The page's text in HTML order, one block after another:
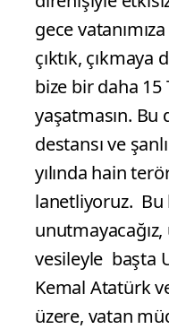
gece
çıktık,
bize bir daha
yaşatmasın.
destansı ve
yılında hain
lanetliyoruz. Bu
vesileyle başta
Kemal Atatürk
üzere, vatan